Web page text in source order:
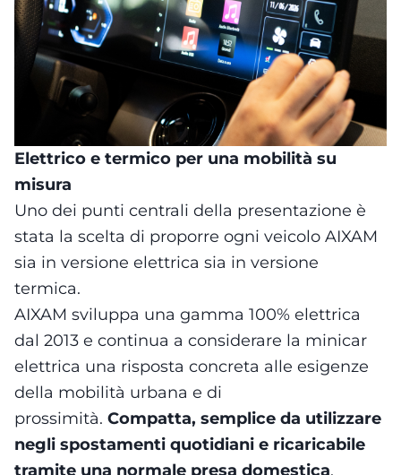
Elettrico e termico per una mobilità su
misura
Uno dei punti centrali della presentazione è
stata la scelta di proporre ogni veicolo AIXAM
sia in versione elettrica sia in versione
termica.
AIXAM sviluppa una gamma 100% elettrica
dal 2013 e continua a considerare la minicar
elettrica una risposta concreta alle esigenze
della mobilità urbana e di
prossimità. Compatta, semplice da utilizzare
negli spostamenti quotidiani e ricaricabile
tramite una normale presa domestica,